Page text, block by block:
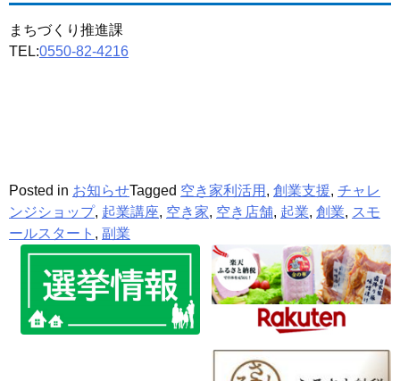
まちづくり推進課
TEL:0550-82-4216
Posted in お知らせTagged 空き家利活用 , 創業支援, チャレ
ンジショップ, 起業講座, 空き家, 空き店舗, 起業, 創業, スモ
ールスタート , 副業